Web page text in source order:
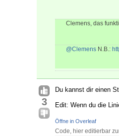
Clemens, das
@Clemens N.B.:
3
Du kannst dir einen
Edit: Wenn du die
Öffne in Overleaf
Code, hier editierbar